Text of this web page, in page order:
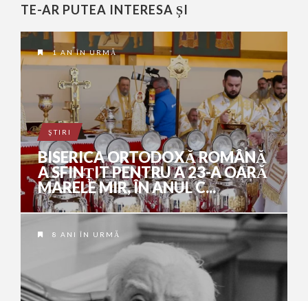
TE-AR PUTEA INTERESA ȘI
1 AN ÎN URMĂ
ŞTIRI
BISERICA ORTODOXĂ ROMÂNĂ
A SFINȚIT PENTRU A 23-A OARĂ
MARELE MIR, ÎN ANUL C...
8 ANI ÎN URMĂ